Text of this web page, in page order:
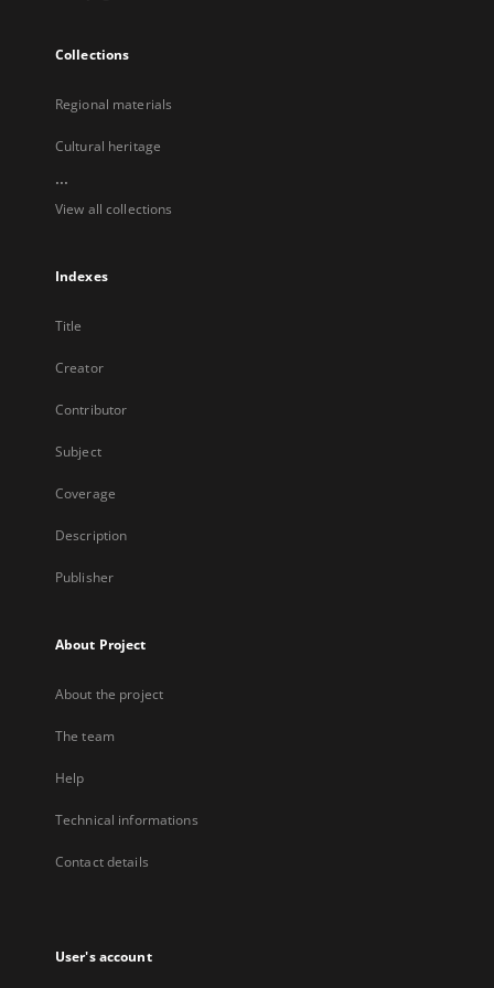
Collections
Regional materials
Cultural heritage
...
View all collections
Indexes
Title
Creator
Contributor
Subject
Coverage
Description
Publisher
About Project
About the project
The team
Help
Technical informations
Contact details
User's account